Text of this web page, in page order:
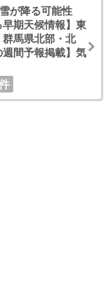
が降る可能性
期天候情報】東
馬県北部・北
間予報掲載】気